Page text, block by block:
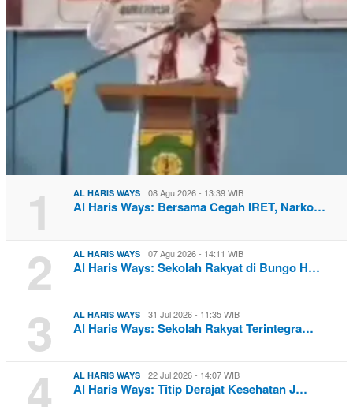
1 AL HARIS WAYS 08 Agu 2026 - 13:39 WIB
Al Haris Ways: Bersama Cegah IRET, Narko…
2 AL HARIS WAYS 07 Agu 2026 - 14:11 WIB
Al Haris Ways: Sekolah Rakyat di Bungo H…
3 AL HARIS WAYS 31 Jul 2026 - 11:35 WIB
Al Haris Ways: Sekolah Rakyat Terintegra…
4 AL HARIS WAYS 22 Jul 2026 - 14:07 WIB
Al Haris Ways: Titip Derajat Kesehatan J…